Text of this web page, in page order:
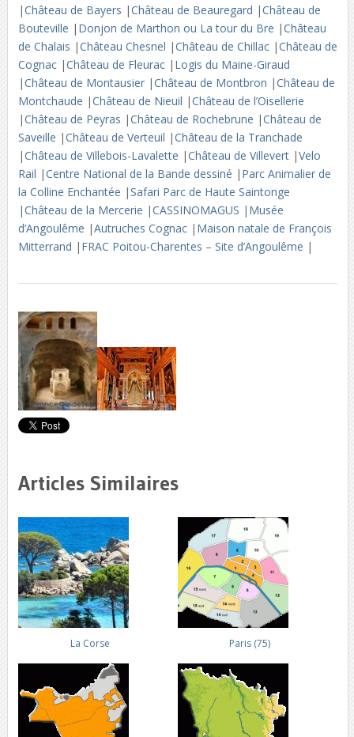
|Château de Bayers |Château de Beauregard |Château de
Bouteville | Donjon de Marthon ou La tour du Bre |Château
de Chalais |Château Chesnel |Château de Chillac |Château de
Cognac |Château de Fleurac | Logis du Maine-Giraud
|Château de Montausier |Château de Montbron |Château de
Montchaude |Château de Nieuil |Château de l’Oisellerie
|Château de Peyras |Château de Rochebrune |Château de
Saveille |Château de Verteuil |Château de la Tranchade
|Château de Villebois-Lavalette |Château de Villevert |Velo
Rail |Centre National de la Bande dessiné | Parc Animalier de
la Colline Enchantée |Safari Parc de Haute Saintonge
|Château de la Mercerie |CASSINOMAGUS | Musée
d’Angoulême |Autruches Cognac | Maison natale de François
Mitterrand | FRAC Poitou-Charentes – Site d’Angoulême |
Articles Similaires
La Corse Paris (75)